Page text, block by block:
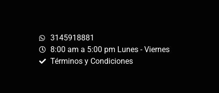
3145918881
8:00 am a 5:00 pm Lunes - Viernes
Términos y Condiciones